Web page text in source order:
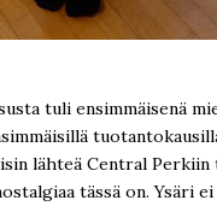
tuli ensimmäisenä
lähteä Central Perkiin
tässä on. Ysäri